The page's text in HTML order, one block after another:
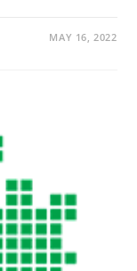
MAY 16, 2022